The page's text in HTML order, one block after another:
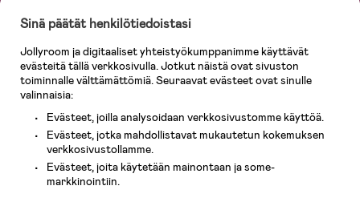
lastentarvikkeita sekä paljon muuta. Meiltä löydät lukuisia tunnettuja
KidKraft, Ergobaby, Philips Avent, Neonate, Cybex, LEGO ja monia muita!
Tervetuloa shoppailemaan Pohjoismaiden suurimpaan lastentarvikkeiden
verkkokauppaan!
Sinä päätät henkilötiedoistasi
Jollyroom ja digitaaliset yhteistyökumppanimme käyttävät
evästeitä tällä verkkosivulla. Jotkut näistä ovat sivuston
toiminnalle välttämättömiä. Seuraavat evästeet ovat sinulle
valinnaisia:
Evästeet, joilla analysoidaan verkkosivustomme käyttöä.
Evästeet, jotka mahdollistavat mukautetun kokemuksen
verkkosivustollamme.
Evästeet, joita käytetään mainontaan ja some-
markkinointiin.